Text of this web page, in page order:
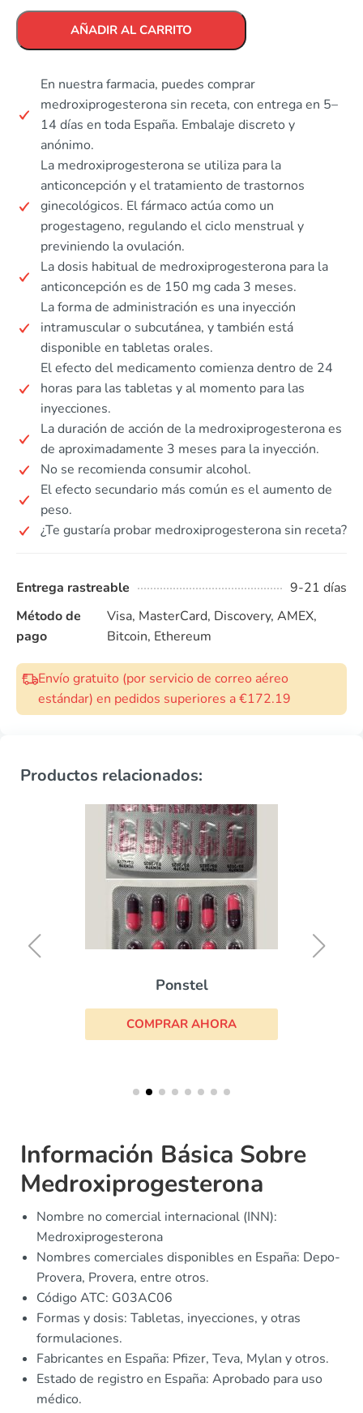
AÑADIR AL CARRITO
En nuestra farmacia, puedes comprar
medroxiprogesterona sin receta, con entrega en 5–
14 días en toda España. Embalaje discreto y
anónimo.
La medroxiprogesterona se utiliza para la
anticoncepción y el tratamiento de trastornos
ginecológicos. El fármaco actúa como un
progestageno, regulando el ciclo menstrual y
previniendo la ovulación.
La dosis habitual de medroxiprogesterona para la
anticoncepción es de 150 mg cada 3 meses.
La forma de administración es una inyección
intramuscular o subcutánea, y también está
disponible en tabletas orales.
El efecto del medicamento comienza dentro de 24
horas para las tabletas y al momento para las
inyecciones.
La duración de acción de la medroxiprogesterona es
de aproximadamente 3 meses para la inyección.
No se recomienda consumir alcohol.
El efecto secundario más común es el aumento de
peso.
¿Te gustaría probar medroxiprogesterona sin receta?
Entrega rastreable
9-21 días
Método de
pago
Visa, MasterCard, Discovery, AMEX,
Bitcoin, Ethereum
Envío gratuito (por servicio de correo aéreo
estándar) en pedidos superiores a €172.19
Productos relacionados:
Ponstel
COMPRAR AHORA
Información Básica Sobre
Medroxiprogesterona
Nombre no comercial internacional (INN):
Medroxiprogesterona
Nombres comerciales disponibles en España: Depo-
Provera, Provera, entre otros.
Código ATC: G03AC06
Formas y dosis: Tabletas, inyecciones, y otras
formulaciones.
Fabricantes en España: Pfizer, Teva, Mylan y otros.
Estado de registro en España: Aprobado para uso
médico.